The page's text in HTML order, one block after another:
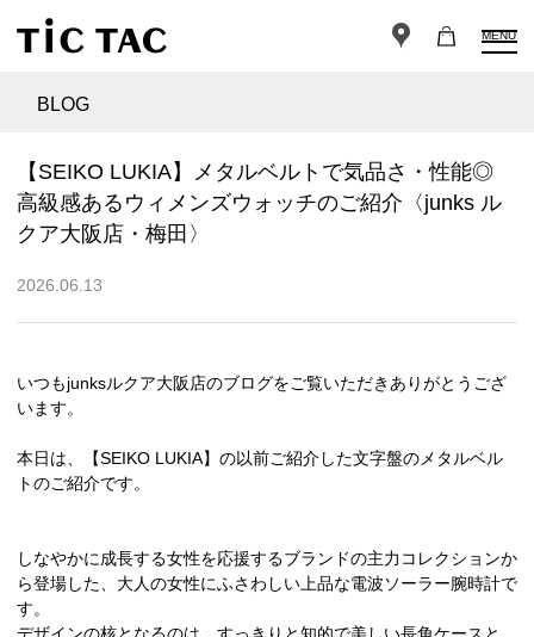
MENU
BLOG
【SEIKO LUKIA】メタルベルトで気品さ・性能◎
高級感あるウィメンズウォッチのご紹介〈junks ル
クア大阪店・梅田〉
2026.06.13
いつもjunksルクア大阪店のブログをご覧いただきありがとうござ
います。
本日は、【SEIKO LUKIA】の以前ご紹介した文字盤のメタルベル
トのご紹介です。
しなやかに成長する女性を応援するブランドの主力コレクションか
ら登場した、大人の女性にふさわしい上品な電波ソーラー腕時計で
す。